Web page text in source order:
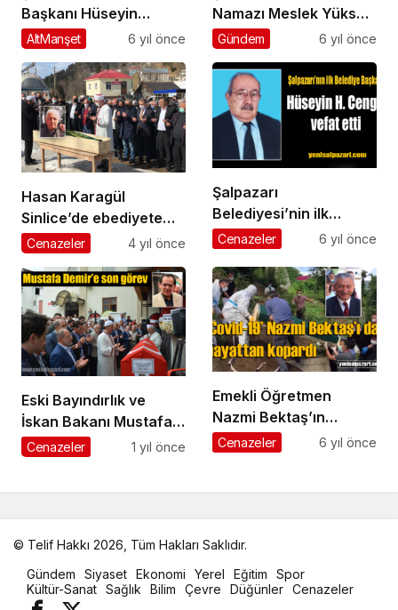
Başkanı Hüseyin
Hasan Cengiz’i son
AltManşet 6 yıl önce
Namazı Meslek Yüksek
Okulu bahçesinde
Gündem 6 yıl önce
Hasan Karagül
Sinlice’de ebediyete
uğurlandı
Cenazeler 4 yıl önce
Şalpazarı
Belediyesi’nin ilk
Belediye Başkanı
vefat etti
Cenazeler 6 yıl önce
Eski Bayındırlık ve
İskan Bakanı Mustafa
Demir memleketi
Cenazeler 1 yıl önce
Emekli Öğretmen
Nazmi Bektaş’ın
cenazesi Üzümözü
Cenazeler 6 yıl önce
© Telif Hakkı 2026, Tüm Hakları Saklıdır.
oto
kiralama
parça
Gündem Siyaset Ekonomi Yerel Eğitim
Spor
Kültür-Sanat Sağlık Bilim Çevre Düğünler Cenazeler